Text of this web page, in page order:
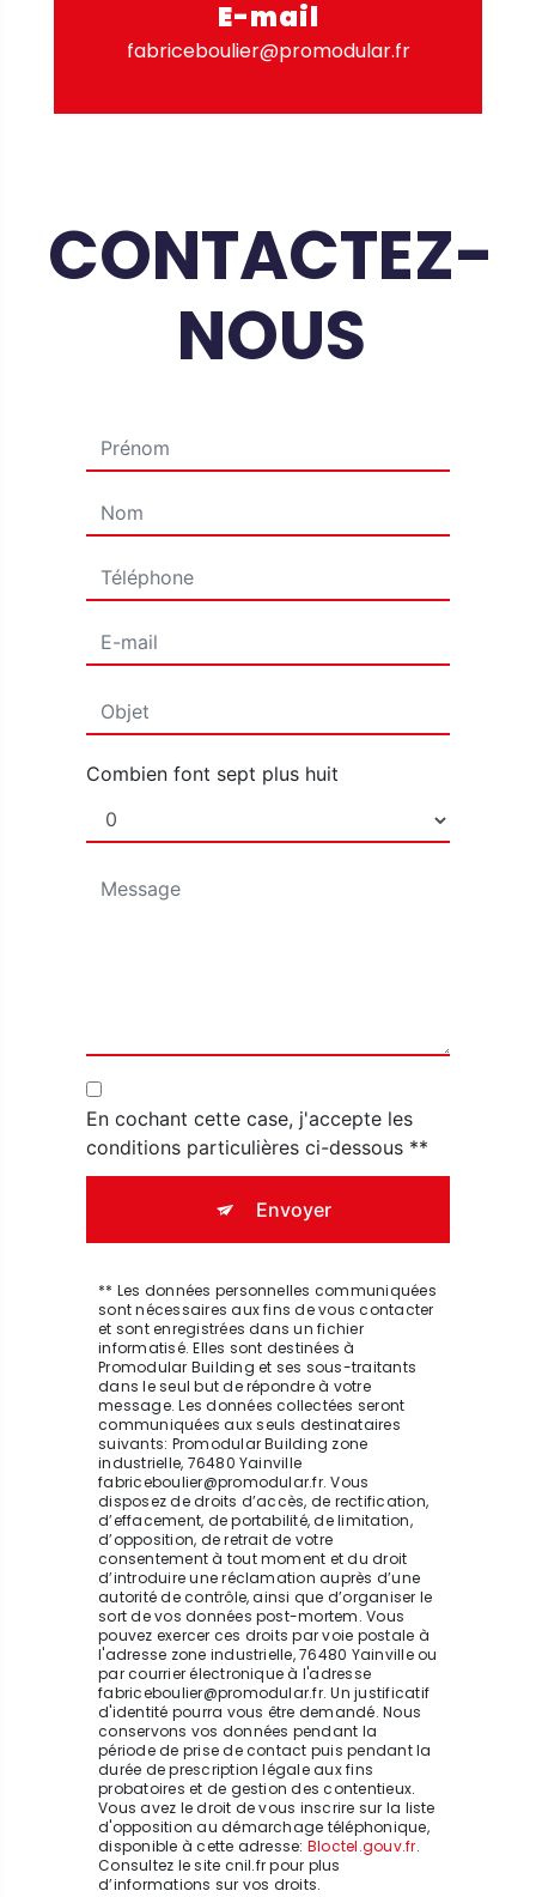
E-mail
fabriceboulier@promodular.fr
CONTACTEZ-
NOUS
Combien font sept plus huit
En cochant cette case, j'accepte les
conditions particulières ci-dessous **
Envoyer
** Les données personnelles communiquées
sont nécessaires aux fins de vous contacter
et sont enregistrées dans un fichier
informatisé. Elles sont destinées à
Promodular Building et ses sous-traitants
dans le seul but de répondre à votre
message. Les données collectées seront
communiquées aux seuls destinataires
suivants: Promodular Building zone
industrielle, 76480 Yainville
fabriceboulier@promodular.fr. Vous
disposez de droits d’accès, de rectification,
d’effacement, de portabilité, de limitation,
d’opposition, de retrait de votre
consentement à tout moment et du droit
d’introduire une réclamation auprès d’une
autorité de contrôle, ainsi que d’organiser le
sort de vos données post-mortem. Vous
pouvez exercer ces droits par voie postale à
l'adresse zone industrielle, 76480 Yainville ou
par courrier électronique à l'adresse
fabriceboulier@promodular.fr. Un justificatif
d'identité pourra vous être demandé. Nous
conservons vos données pendant la
période de prise de contact puis pendant la
durée de prescription légale aux fins
probatoires et de gestion des contentieux.
Vous avez le droit de vous inscrire sur la liste
d'opposition au démarchage téléphonique,
disponible à cette adresse: Bloctel.gouv.fr.
Consultez le site cnil.fr pour plus
d’informations sur vos droits.